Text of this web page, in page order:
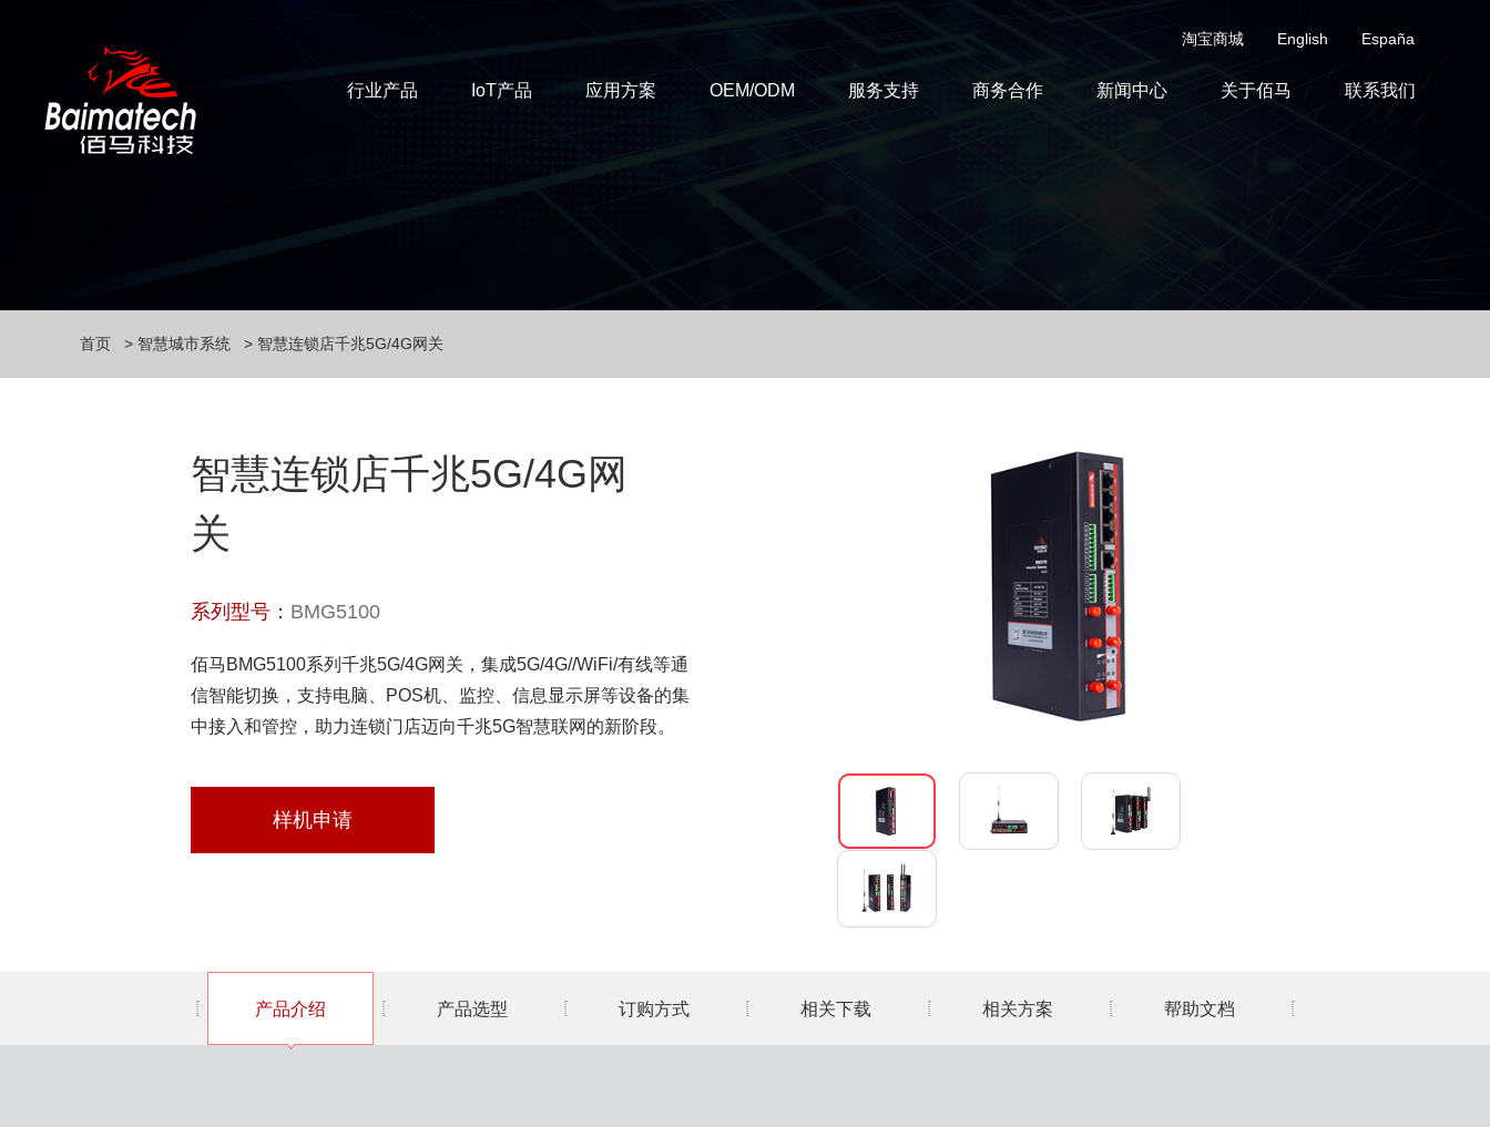
淘宝商城 English España
行业产品 IoT产品 应用方案 OEM/ODM 服务支持 商务合作 新闻中心 关于佰马 联系我们
首页 智慧城市系统 智慧连锁店千兆5G/4G网关
智慧连锁店千兆5G/4G网
关
系列型号： BMG5100
佰马BMG5100系列千兆5G/4G网关，集成5G/4G//WiFi/有线等通
信智能切换，支持电脑、POS机、监控、信息显示屏等设备的集
中接入和管控，助力连锁门店迈向千兆5G智慧联网的新阶段。
样机申请
产品介绍 产品选型 订购方式 相关下载 相关方案 帮助文档